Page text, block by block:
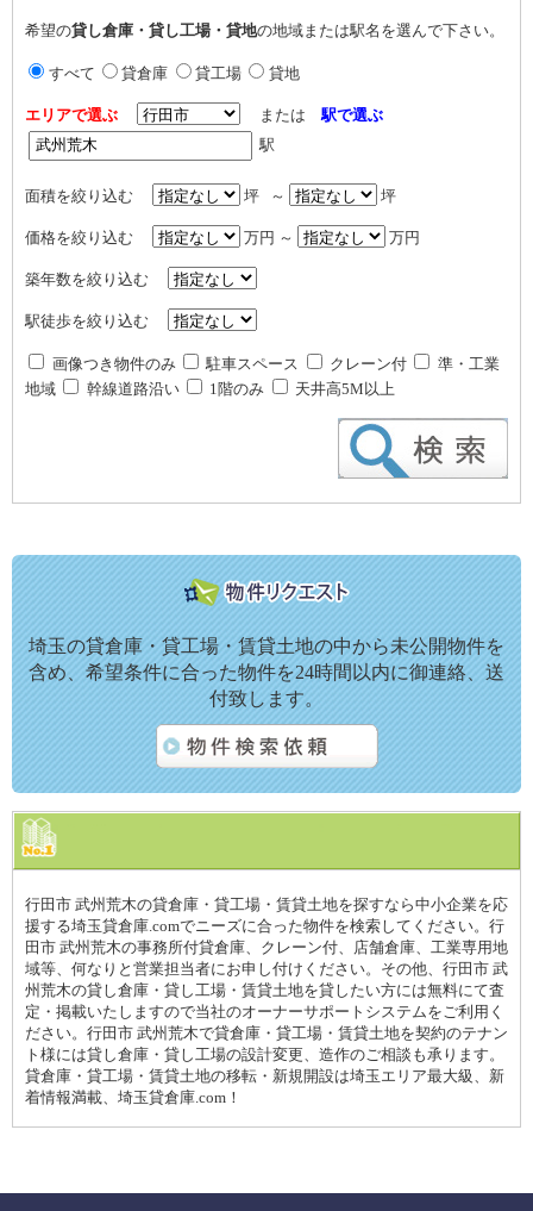
希望の貸し倉庫・貸し工場・貸地の地域または駅名を選んで下さい。
すべて 貸倉庫 貸工場 貸地
エリアで選ぶ または駅で選ぶ
駅
面積を絞り込む 坪 ～ 坪
価格を絞り込む 万円 ～ 万円
築年数を絞り込む
駅徒歩を絞り込む
画像つき物件のみ 駐車スペース クレーン付
準・工業
地域
幹線道路沿い 1階のみ 天井高5M以上
埼玉の貸倉庫・貸工場・賃貸土地の中から未公開物件を
含め、希望条件に合った物件を24時間以内に御連絡、送
付致します。
行田市 武州荒木の貸倉庫・貸工場・賃貸土地を探すなら中小企業を応
援する埼玉貸倉庫.comでニーズに合った物件を検索してください。行
田市 武州荒木の事務所付貸倉庫、クレーン付、店舗倉庫、工業専用地
域等、何なりと営業担当者にお申し付けください。その他、行田市 武
州荒木の貸し倉庫・貸し工場・賃貸土地を貸したい方には無料にて査
定・掲載いたしますので当社のオーナーサポートシステムをご利用く
ださい。行田市 武州荒木で貸倉庫・貸工場・賃貸土地を契約のテナン
ト様には貸し倉庫・貸し工場の設計変更、造作のご相談も承ります。
貸倉庫・貸工場・賃貸土地の移転・新規開設は埼玉エリア最大級、新
着情報満載、埼玉貸倉庫.com！